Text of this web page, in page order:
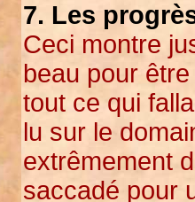
7. Les
Ceci montre
beau pour
tout ce qui
lu sur le
extrêmement
saccadé pour